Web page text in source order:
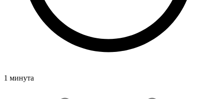
1 минута